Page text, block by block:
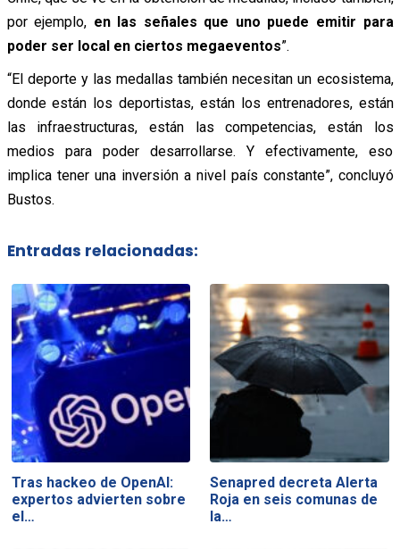
por ejemplo, en las señales que uno puede emitir para
poder ser local en ciertos megaeventos”.
“El deporte y las medallas también necesitan un ecosistema,
donde están los deportistas, están los entrenadores, están
las infraestructuras, están las competencias, están los
medios para poder desarrollarse. Y efectivamente, eso
implica tener una inversión a nivel país constante”, concluyó
Bustos.
Entradas relacionadas:
Tras hackeo de OpenAI:
expertos advierten sobre
el…
Senapred decreta Alerta
Roja en seis comunas de
la…